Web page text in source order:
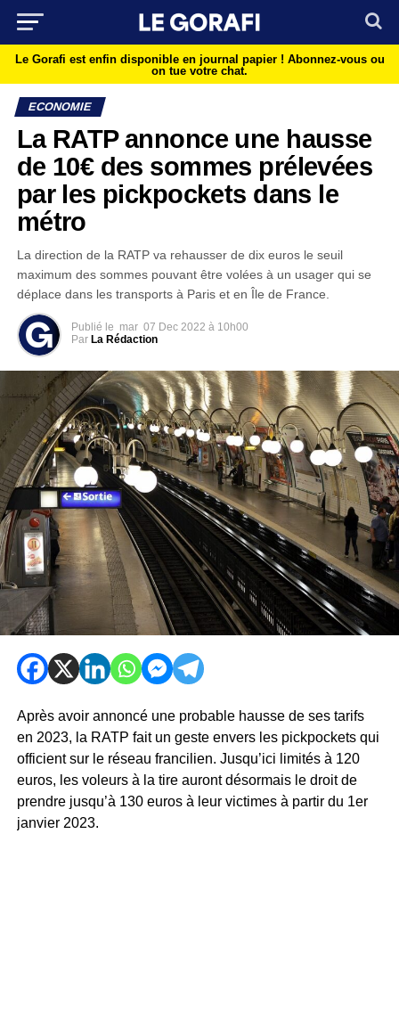
Le Gorafi est enfin disponible en journal papier ! Abonnez-vous ou
on tue votre chat.
ECONOMIE
La RATP annonce une hausse
de 10€ des sommes prélevées
par les pickpockets dans le
métro
La direction de la RATP va rehausser de dix euros le seuil
maximum des sommes pouvant être volées à un usager qui se
déplace dans les transports à Paris et en Île de France.
Publié le mar 07 Dec 2022 à 10h00
Par La Rédaction
Après avoir annoncé une probable hausse de ses tarifs
en 2023, la RATP fait un geste envers les pickpockets qui
officient sur le réseau francilien. Jusqu’ici limités à 120
euros, les voleurs à la tire auront désormais le droit de
prendre jusqu’à 130 euros à leur victimes à partir du 1er
janvier 2023.